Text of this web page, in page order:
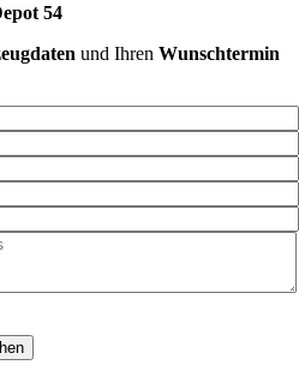
54
und Ihren Wunschtermin